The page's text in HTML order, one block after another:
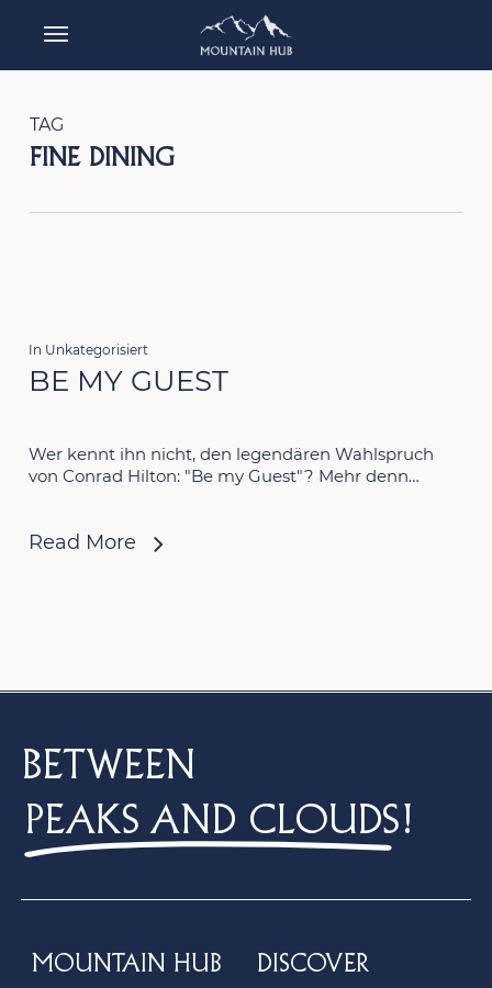
content
Menu
TAG
FINE DINING
In Unkategorisiert
BE MY GUEST
Wer kennt ihn nicht, den legendären Wahlspruch
von Conrad Hilton: "Be my Guest"? Mehr denn…
Read More
BETWEEN
PEAKS AND CLOUDS!
MOUNTAIN HUB DISCOVER